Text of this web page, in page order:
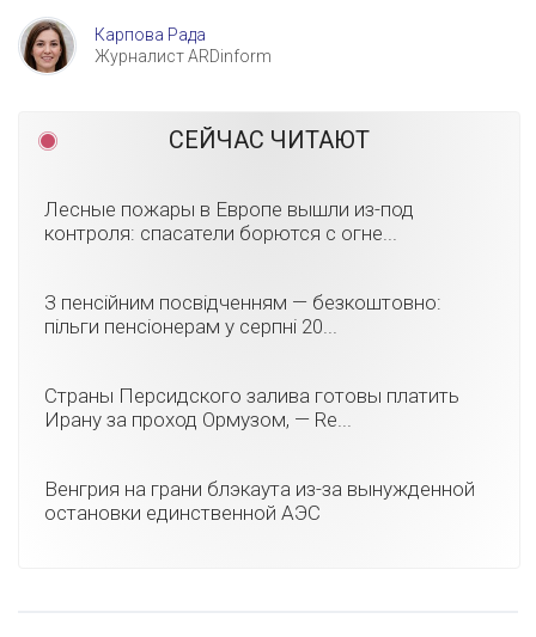
Карпова Рада
Журналист ARDinform
СЕЙЧАС ЧИТАЮТ
Лесные пожары в Европе вышли из-под
контроля: спасатели борются с огне...
З пенсійним посвідченням — безкоштовно:
пільги пенсіонерам у серпні 20...
Страны Персидского залива готовы платить
Ирану за проход Ормузом, — Re...
Венгрия на грани блэкаута из-за вынужденной
остановки единственной АЭС